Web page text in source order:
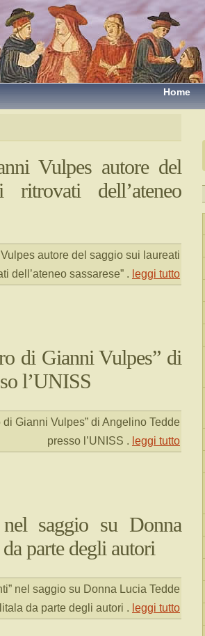
Home
Vulpes autore del
dell’ateneo
Vulpes autore del saggio sui laureati
dell’ateneo sassarese” . leggi tutto
di Gianni Vulpes” di
l’UNISS
Gianni Vulpes” di Angelino Tedde
presso l’UNISS . leggi tutto
saggio su Donna
parte degli autori
nel saggio su Donna Lucia Tedde
da parte degli autori . leggi tutto